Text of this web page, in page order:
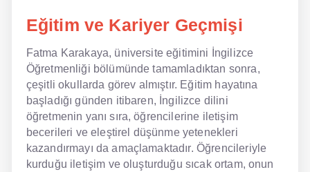
Online İngilizce
Sözlük
Tavsiyeler
Gizlilik Politikası
Bize Ulaşın
Eğitim ve Kariyer Geçmişi
Fatma Karakaya, üniversite eğitimini İngilizce
Öğretmenliği bölümünde tamamladıktan sonra,
çeşitli okullarda görev almıştır. Eğitim hayatına
başladığı günden itibaren, İngilizce dilini
öğretmenin yanı sıra, öğrencilerine iletişim
becerileri ve eleştirel düşünme yetenekleri
kazandırmayı da amaçlamaktadır. Öğrencileriyle
kurduğu iletişim ve oluşturduğu sıcak ortam, onun